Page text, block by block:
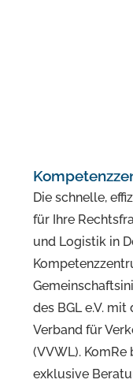
Die schnelle,
für Ihre
und Logistik in
des BGL e.V.
Verband für
(VVWL).
exklusive